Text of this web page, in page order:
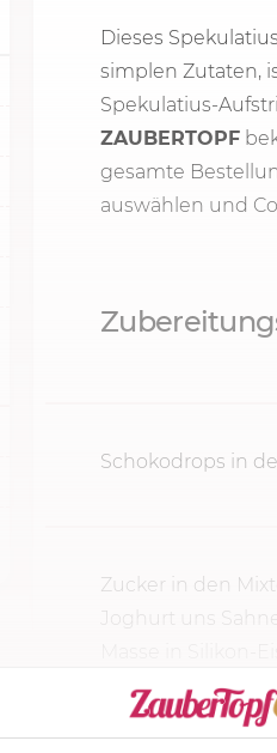
Dieses
simplen Zutaten,
Spekulatius-
ZAUBERTOPF
gesamte
auswählen und
Schokodrops in
Zucker in den
Joghurt uns